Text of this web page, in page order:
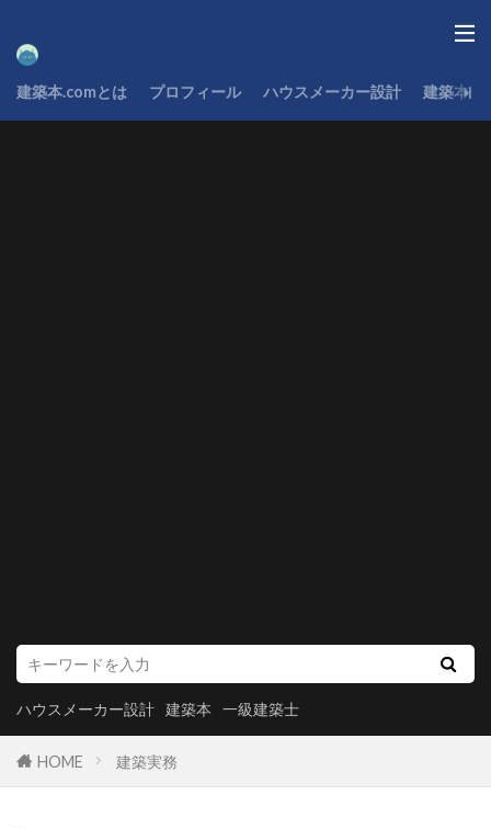
建築本.comとは プロフィール ハウスメーカー設計 建築本
ハウスメーカー設計 建築本 一級建築士
HOME 建築実務